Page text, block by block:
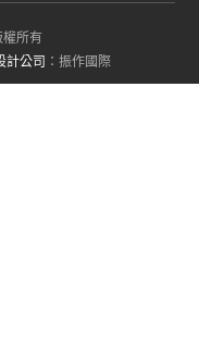
所有
計公司 ：振作國際